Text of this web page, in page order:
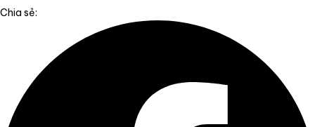
Chia sẻ: